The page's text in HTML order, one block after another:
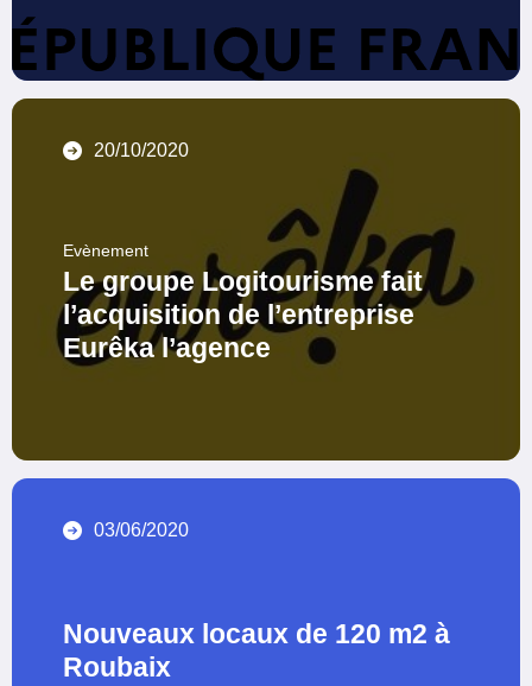
20/10/2020
Evènement
Le groupe Logitourisme fait
l’acquisition de l’entreprise
Eurêka l’agence
03/06/2020
Nouveaux locaux de 120 m2 à
Roubaix